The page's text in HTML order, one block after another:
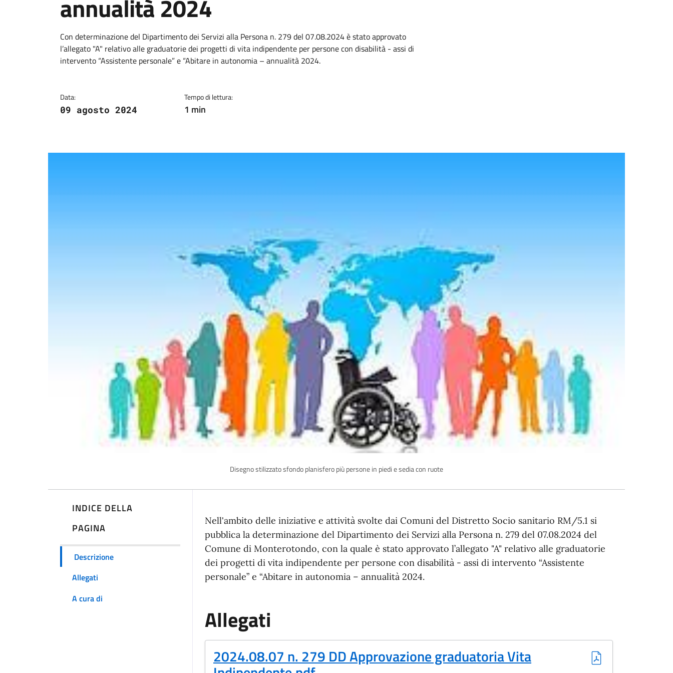
annualità 2024
Dettagli della notizia
Con determinazione del Dipartimento dei Servizi alla Persona n. 279 del 07.08.2024 è stato approvato
l’allegato "A" relativo alle graduatorie dei progetti di vita indipendente per persone con disabilità - assi di
intervento “Assistente personale” e “Abitare in autonomia – annualità 2024.
Data:
09 agosto 2024
Tempo di lettura:
1 min
Disegno stilizzato sfondo planisfero più persone in piedi e sedia con ruote
INDICE DELLA
PAGINA
Descrizione
Allegati
A cura di
Nell'ambito delle iniziative e attività svolte dai Comuni del Distretto Socio sanitario RM/5.1 si
pubblica la determinazione del Dipartimento dei Servizi alla Persona n. 279 del 07.08.2024 del
Comune di Monterotondo, con la quale è stato approvato l’allegato "A" relativo alle graduatorie
dei progetti di vita indipendente per persone con disabilità - assi di intervento “Assistente
personale” e “Abitare in autonomia – annualità 2024.
Allegati
2024.08.07 n. 279 DD Approvazione graduatoria Vita
(Formato PDF, 0.21 MB)